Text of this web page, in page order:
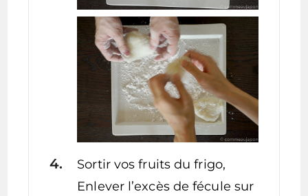
Sortir vos fruits du frigo,
Enlever l’excès de fécule sur